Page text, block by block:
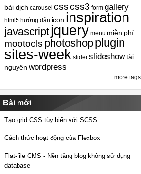
bài dịch carousel csscss3 form gallery
html5 hướng dẫn icon inspiration
javascript jquery menu miễn phí
mootools photoshopplugin
sites-week slider slideshowtài
nguyên wordpress
more tags
Bài mới
Tạo grid CSS tùy biến với SCSS
Cách thức hoạt động của Flexbox
Flat-file CMS - Nền tảng blog không sử dụng
database